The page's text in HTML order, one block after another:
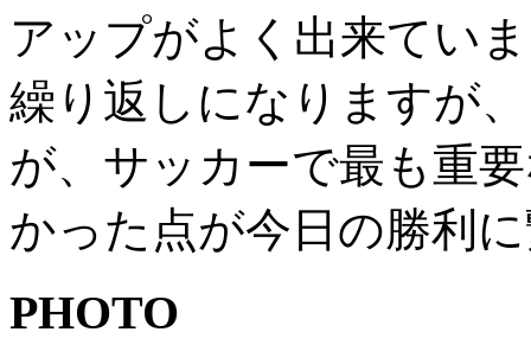
アップがよく出来てい
繰り返しになりますが
が、サッカーで最も重
かった点が今日の勝利
PHOTO